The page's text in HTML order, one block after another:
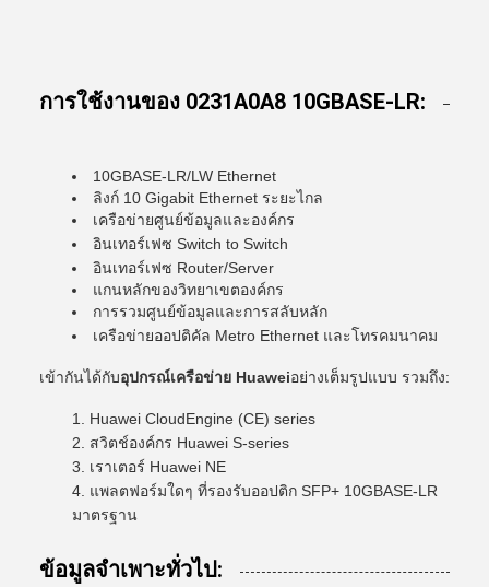
การใช้งานของ 0231A0A8 10GBASE-LR:
10GBASE-LR/LW Ethernet
ลิงก์ 10 Gigabit Ethernet ระยะไกล
เครือข่ายศูนย์ข้อมูลและองค์กร
อินเทอร์เฟซ Switch to Switch
อินเทอร์เฟซ Router/Server
แกนหลักของวิทยาเขตองค์กร
การรวมศูนย์ข้อมูลและการสลับหลัก
เครือข่ายออปติคัล Metro Ethernet และโทรคมนาคม
เข้ากันได้กับอุปกรณ์เครือข่าย Huaweiอย่างเต็มรูปแบบ รวมถึง:
Huawei CloudEngine (CE) series
สวิตช์องค์กร Huawei S-series
เราเตอร์ Huawei NE
แพลตฟอร์มใดๆ ที่รองรับออปติก SFP+ 10GBASE-LR
มาตรฐาน
ข้อมูลจำเพาะทั่วไป: